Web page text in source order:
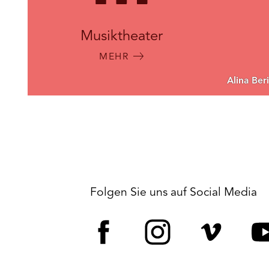
Musiktheater
MEHR
Alina
Folgen Sie uns auf Social Media